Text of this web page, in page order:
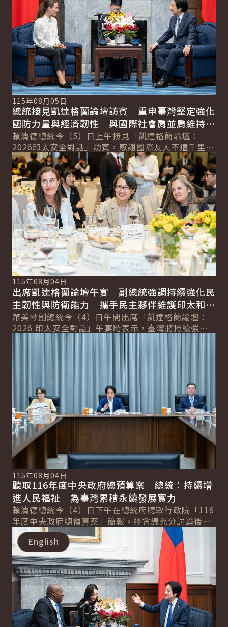
115年08月05日
總統接見凱達格蘭論壇訪賓 重申臺灣堅定強化
國防力量與經濟韌性 與國際社會肩並肩維持和
平穩定
賴清德總統今（5）日上午接見「凱達格蘭論壇：
2026印太安全對話」訪賓，感謝國際友人不遠千里以
行動支持臺灣。並表示，他上任後推動「和平四大
支...
詳細內容
115年08月04日
出席凱達格蘭論壇午宴 副總統強調持續強化民
主韌性與防衛能力 攜手民主夥伴維護印太和平
穩定
蕭美琴副總統今（4）日午間出席「凱達格蘭論壇：
2026 印太安全對話」午宴時表示，臺灣將持續強化
軍事防衛整備、全社會防衛韌性及經濟安全，並深...
115年08月04日
聽取116年度中央政府總預算案 總統：持續增
進人民福祉 為臺灣累積永續發展實力
賴清德總統今（4）日下午在總統府聽取行政院「116
年度中央政府總預算案」簡報。經會議充分討論後，
總統表示，明年度中央政府總預算編列的目標是持...
詳細內容
English